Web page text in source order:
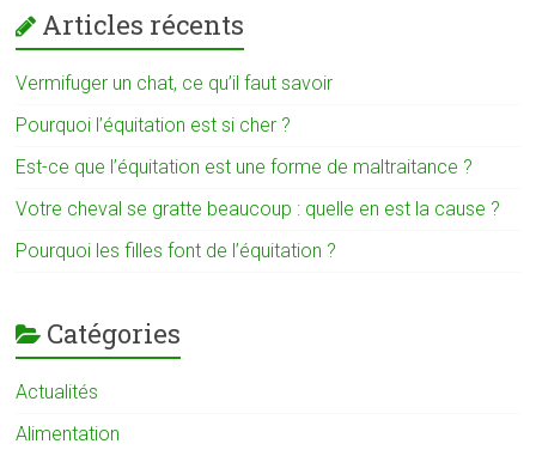
Articles récents
Vermifuger un chat, ce qu’il faut savoir
Pourquoi l’équitation est si cher ?
Est-ce que l’équitation est une forme de maltraitance ?
Votre cheval se gratte beaucoup : quelle en est la cause ?
Pourquoi les filles font de l’équitation ?
Catégories
Actualités
Alimentation